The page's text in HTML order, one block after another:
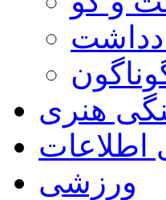
هنری
اطلاعات
ورزشی